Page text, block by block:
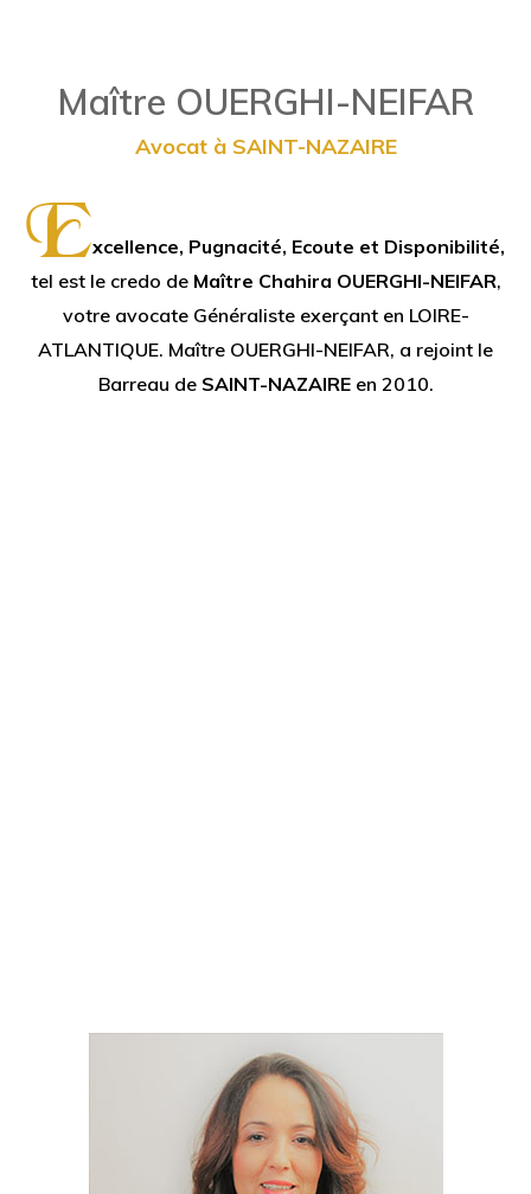
Maître OUERGHI-NEIFAR
Avocat à SAINT-NAZAIRE
Excellence, Pugnacité, Ecoute et Disponibilité,
tel est le credo de Maître Chahira OUERGHI-NEIFAR,
votre avocate Généraliste exerçant en LOIRE-
ATLANTIQUE. Maître OUERGHI-NEIFAR, a rejoint le
Barreau de SAINT-NAZAIREen 2010.